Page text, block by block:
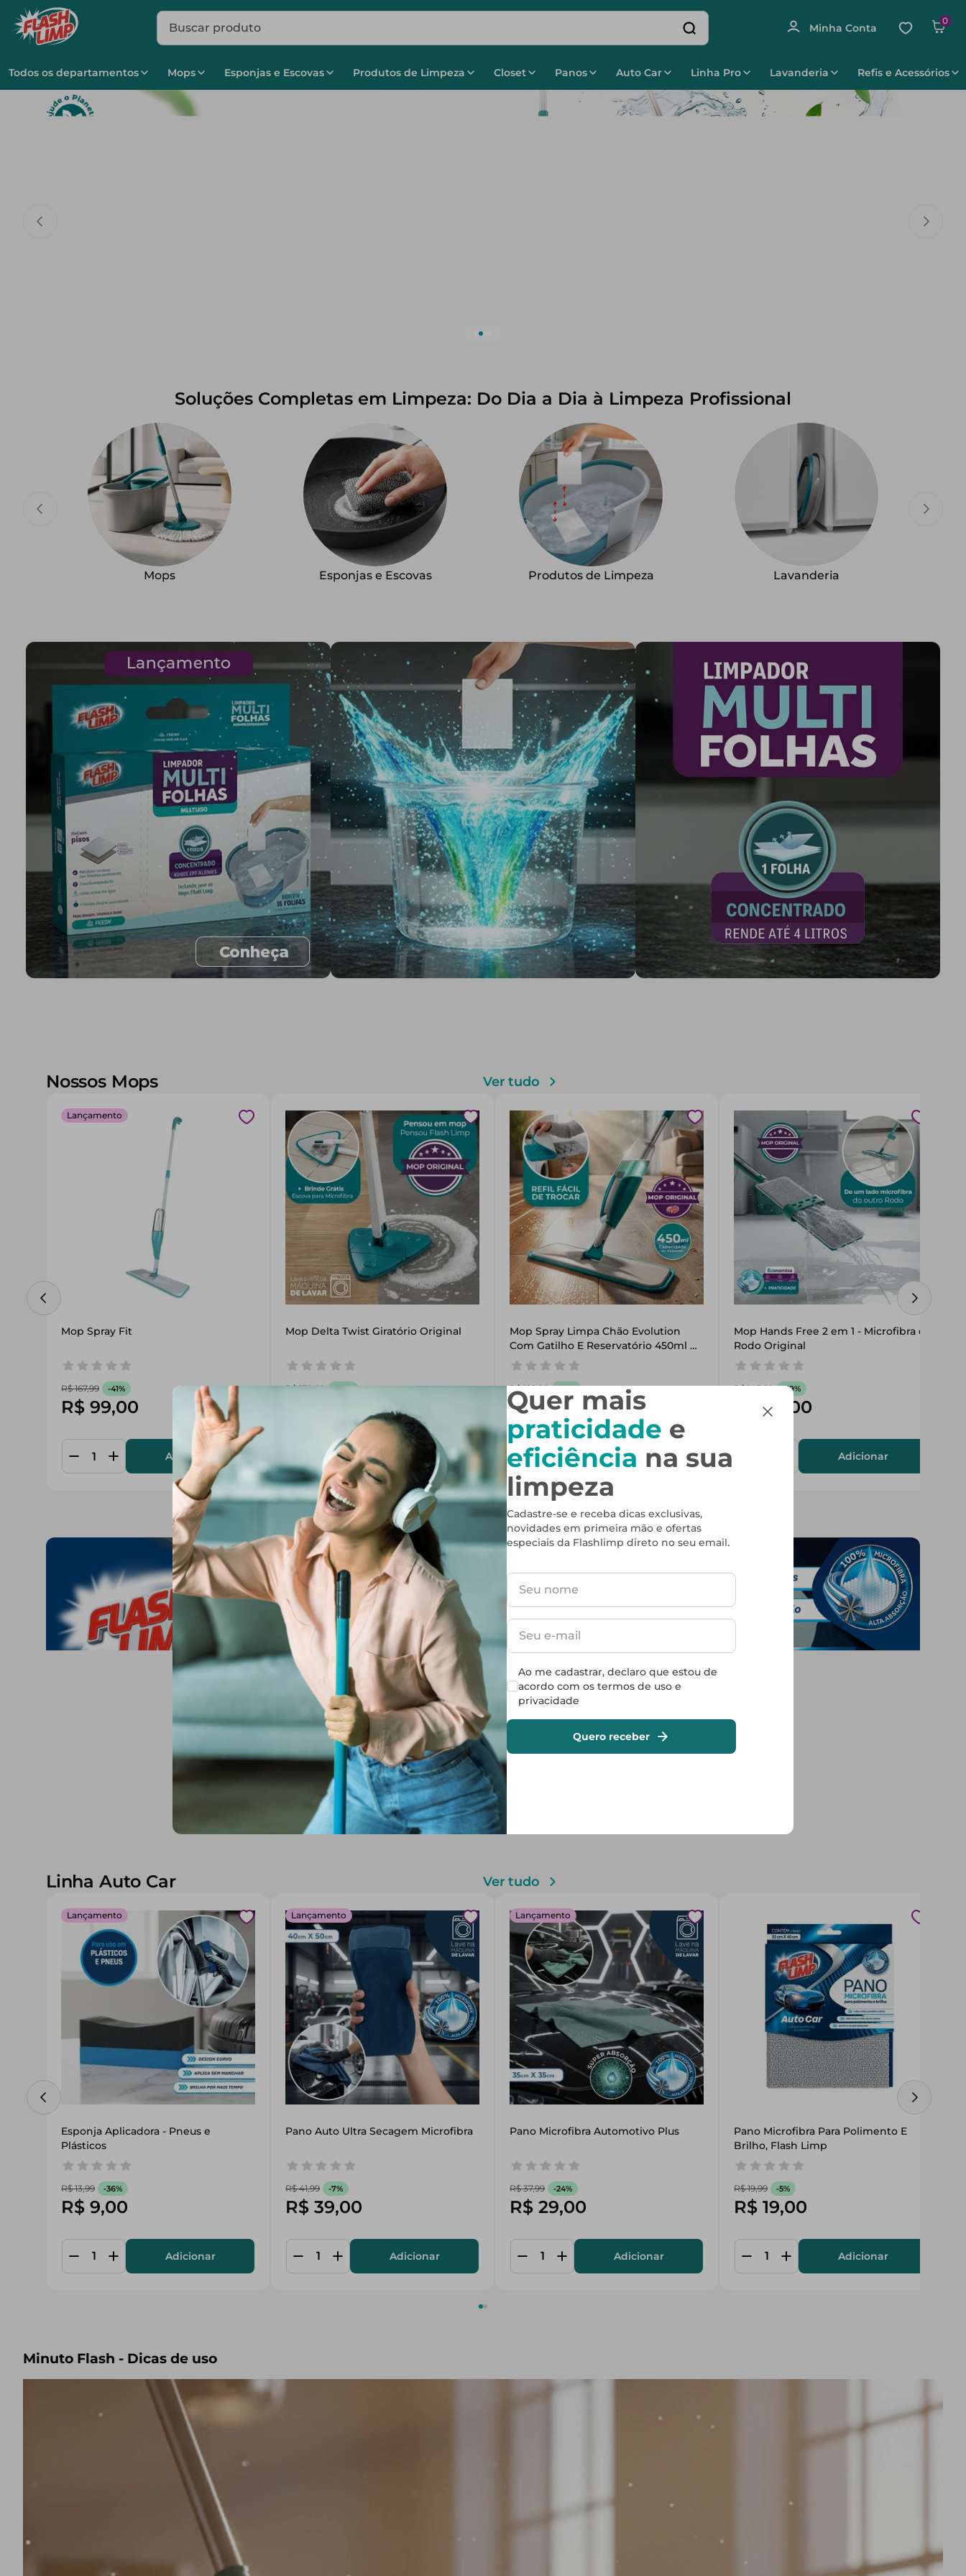
Buscar produto 0
Todos os departamentos Mops Esponjas e Escovas Produtos de Limpeza Closet Panos Auto Car Linha Pro Lavanderia Refis e Acessórios
Soluções Completas em Limpeza: Do Dia a Dia à Limpeza Profissional
Mops Esponjas e Escovas Produtos de Limpeza Lavanderia
Nossos Mops Ver tudo
Lançamento
Mop Spray Fit
R$ 167,99 -41%
R$ 99,00
Adicionar
Mop Delta Twist Giratório Original
R$ 170,99 -48%
Adicionar
Mop Spray Limpa Chão Evolution
Com Gatilho E Reservatório 450ml
Original
R$ 199,99 -50%
R$ 99,00
Adicionar
Mop Hands Free 2 em 1 - Microfibra e
Rodo Original
R$ 145,99 -39%
89 00
Adicionar
Linha Auto Car Ver tudo
Lançamento
Esponja Aplicadora - Pneus e
Plásticos
R$ 13,99 -36%
R$ 9,00
Adicionar
Lançamento
Pano Auto Ultra Secagem Microfibra
R$ 41,99 -7%
R$ 39,00
Adicionar
Lançamento
Pano Microfibra Automotivo Plus
R$ 37,99 -24%
R$ 29,00
Adicionar
Pano Microfibra Para Polimento E
Brilho, Flash Limp
R$ 19,99 -5%
R$ 19,00
Adicionar
Minuto Flash - Dicas de uso
Quer mais
praticidade e
eficiência na sua
limpeza
Cadastre-se e receba dicas exclusivas,
novidades em primeira mão e ofertas
especiais da Flashlimp direto no seu email.
Ao me cadastrar, declaro que estou de
acordo com os termos de uso e
privacidade
Quero receber